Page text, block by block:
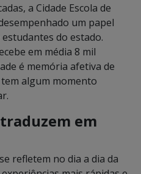
a Cidade Escola de
um papel
do estado.
em média 8 mil
é memória afetiva de
algum momento
em
refletem no dia a dia da